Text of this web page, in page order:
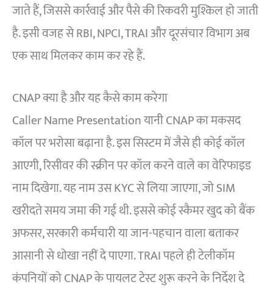
जाते हैं, जिससे कार्रवाई और पैसे की रिकवरी मुश्किल हो जाती
है. इसी वजह से RBI, NPCI, TRAI और दूरसंचार विभाग अब
एक साथ मिलकर काम कर रहे हैं.
CNAP क्या है और यह कैसे काम करेगा
Caller Name Presentation यानी CNAP का मकसद
कॉल पर भरोसा बढ़ाना है. इस सिस्टम में जैसे ही कोई कॉल
आएगी, रिसीवर की स्क्रीन पर कॉल करने वाले का वेरिफाइड
नाम दिखेगा. यह नाम उस KYC से लिया जाएगा, जो SIM
खरीदते समय जमा की गई थी. इससे कोई स्कैमर खुद को बैंक
अफसर, सरकारी कर्मचारी या जान-पहचान वाला बताकर
आसानी से धोखा नहीं दे पाएगा. TRAI पहले ही टेलीकॉम
कंपनियों को CNAP के पायलट टेस्ट शुरू करने के निर्देश दे